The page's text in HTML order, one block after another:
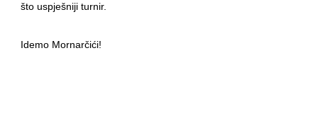
što uspješniji turnir.
Idemo Mornarčići!